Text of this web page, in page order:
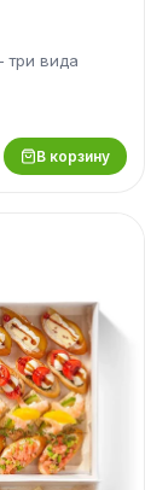
три вида
В корзину